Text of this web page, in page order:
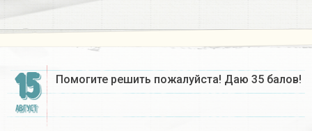
15
АВГУСТ
Помогите решить пожалуйста! Даю 35 балов!